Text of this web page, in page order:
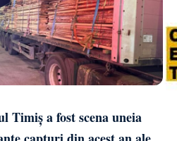
Timiș a fost scena uneia